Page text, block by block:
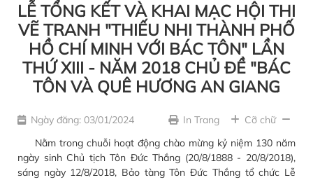
LỄ TỔNG KẾT VÀ KHAI MẠC HỘI THI
VẼ TRANH "THIẾU NHI THÀNH PHỐ
HỒ CHÍ MINH VỚI BÁC TÔN" LẦN
THỨ XIII - NĂM 2018 CHỦ ĐỀ "BÁC
TÔN VÀ QUÊ HƯƠNG AN GIANG
Ngày đăng: 03/01/2024 In Trang
Cỡ chữ
Nằm trong chuỗi hoạt động chào mừng kỷ niệm 130 năm
ngày sinh Chủ tịch Tôn Đức Thắng (20/8/1888 - 20/8/2018),
sáng ngày 12/8/2018, Bảo tàng Tôn Đức Thắng tổ chức Lễ